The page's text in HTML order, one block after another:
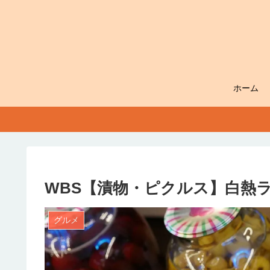
ホーム
WBS【漬物・ピクルス】白熱
グルメ